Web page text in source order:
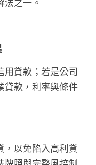
之一。
用貸款；若是公司
貸款，利率與條件
，以免陷入高利貸